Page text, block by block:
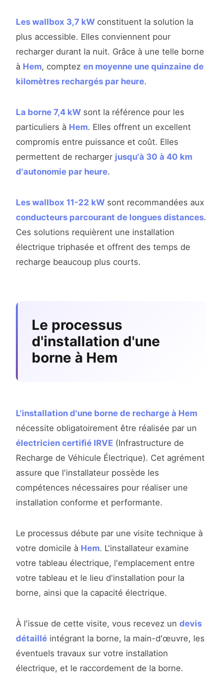
Les wallbox 3,7 kW constituent la solution la
plus accessible. Elles conviennent pour
recharger durant la nuit. Grâce à une telle borne
à Hem, comptez en moyenne une quinzaine de
kilomètres rechargés par heure.
La borne 7,4 kW sont la référence pour les
particuliers à Hem. Elles offrent un excellent
compromis entre puissance et coût. Elles
permettent de recharger jusqu'à 30 à 40 km
d'autonomie par heure.
Les wallbox 11-22 kW sont recommandées aux
conducteurs parcourant de longues distances.
Ces solutions requièrent une installation
électrique triphasée et offrent des temps de
recharge beaucoup plus courts.
Le processus
d'installation d'une
borne à Hem
L'installation d'une borne de recharge à Hem
nécessite obligatoirement être réalisée par un
électricien certifié IRVE (Infrastructure de
Recharge de Véhicule Électrique). Cet agrément
assure que l'installateur possède les
compétences nécessaires pour réaliser une
installation conforme et performante.
Le processus débute par une visite technique à
votre domicile à Hem. L'installateur examine
votre tableau électrique, l'emplacement entre
votre tableau et le lieu d'installation pour la
borne, ainsi que la capacité électrique.
À l'issue de cette visite, vous recevez un devis
détaillé intégrant la borne, la main-d'œuvre, les
éventuels travaux sur votre installation
électrique, et le raccordement de la borne.